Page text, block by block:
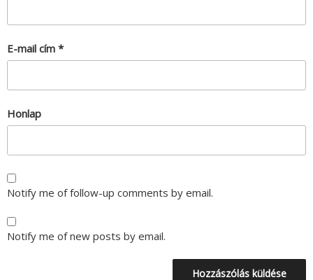
E-mail cím *
Honlap
Notify me of follow-up comments by email.
Notify me of new posts by email.